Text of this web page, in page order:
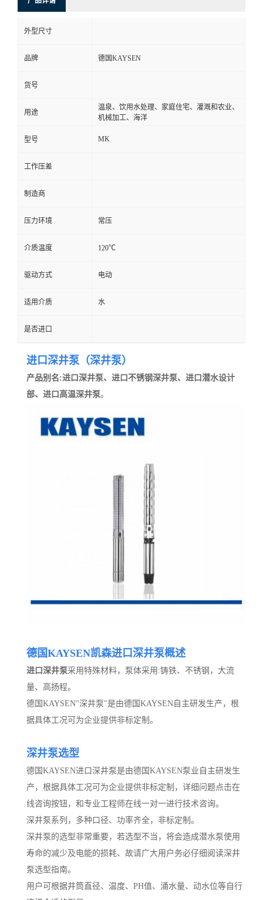
外型尺寸
品牌 德国KAYSEN
货号
用途
温泉、饮用水处理、家庭住宅、灌溉和农业、
机械加工、海洋
型号 MK
工作压差
制造商
压力环境 常压
介质温度 120℃
驱动方式 电动
适用介质 水
是否进口
进口深井泵（深井泵）
产品别名:进口深井泵、 进口不锈钢深井泵、进口潜水设计
部、进口高温深井泵。
德国KAYSEN凯森进口深井泵概述
进口深井泵采用特殊材料， 泵体采用:铸铁、不锈钢 ，大流
量、高扬程。
德国KAYSEN"深井泵"是由德国KAYSEN自主研发生产，根
据具体工况可为企业提供非标定制。
深井泵选型
德国KAYSEN进口深井泵是由德国KAYSEN泵业自主研发生
产，根据具体工况可为企业提供非标定制，详细问题点击在
线咨询按钮，和专业工程师在线一对一进行技术咨询。
深井泵系列，多种口径、功率齐全，非标定制。
深井泵的选型非常重要，若选型不当，将会造成潜水泵使用
寿命的减少及电能的损耗、故请广大用户务必仔细阅读深井
泵选型指南。
用户可根据井筒直径、温度、PH值、涌水量、动水位等自行